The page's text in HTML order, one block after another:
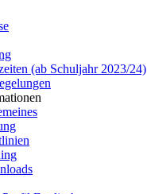
(ab Schuljahr 2023/24)